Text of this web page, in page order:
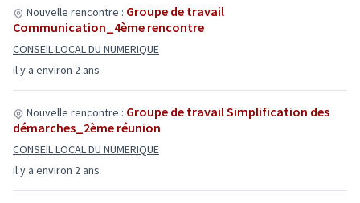
il y a environ 2 ans
Nouvelle rencontre : Groupe de travail
Communication_4ème rencontre
CONSEIL LOCAL DU NUMERIQUE
il y a environ 2 ans
Nouvelle rencontre : Groupe de travail Simplification des
démarches_2ème réunion
CONSEIL LOCAL DU NUMERIQUE